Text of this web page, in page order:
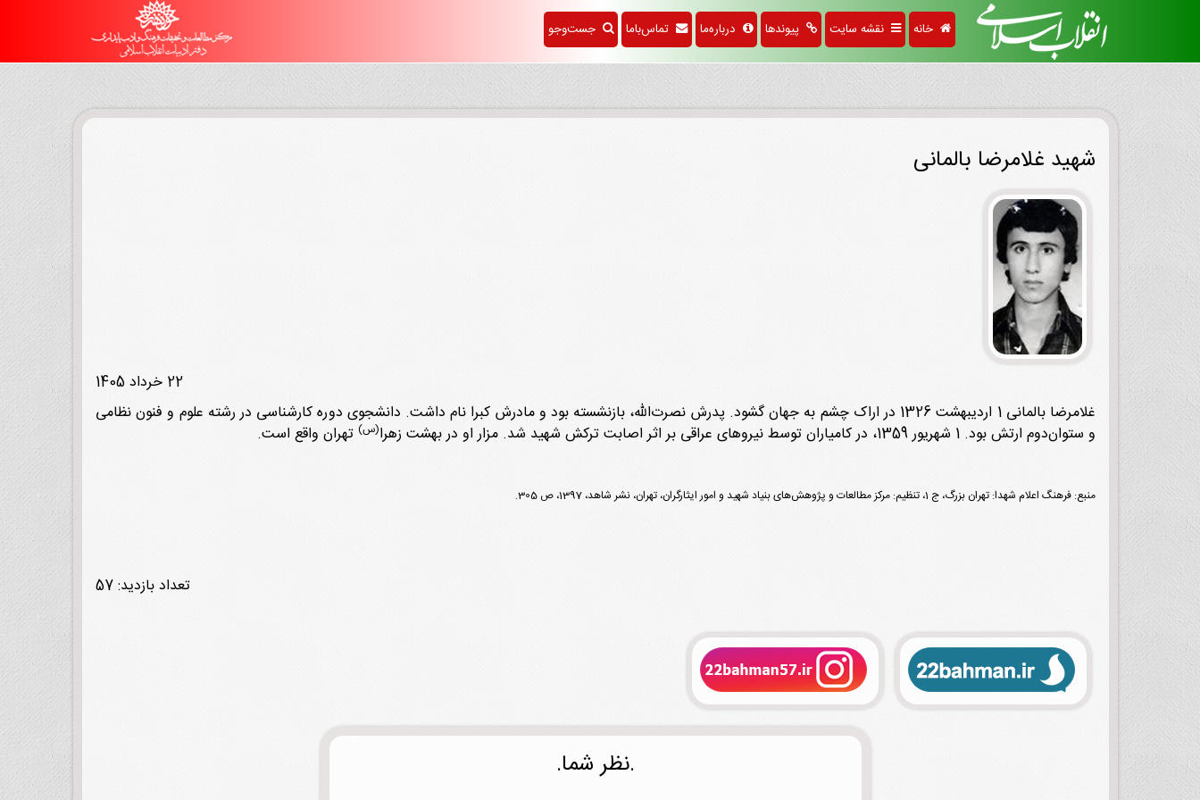
خانه نقشه سایت پیوندها درباره‌ما تماس‌باما جست‌وجو
شهید غلامرضا بالمانی
22 خرداد 1405
غلامرضا بالمانی 1 اردیبهشت 1326 در اراک چشم به جهان گشود. پدرش نصرت‌الله، بازنشسته بود و مادرش کبرا نام داشت. دانشجوی دوره کارشناسی در رشته علوم و فنون نظامی
و ستوان‌دوم ارتش بود. 1 شهریور 1359، در کامیاران توسط نیروهای عراقی بر اثر اصابت ترکش شهید شد. مزار او در بهشت زهرا
(س) تهران واقع است.
منبع: فرهنگ اعلام شهدا: تهران بزرگ، ج 1، تنظیم: مرکز مطالعات و پژوهش‌های بنیاد شهید و امور ایثارگران، تهران، نشر شاهد، 1397، ص 305.
تعداد بازدید: 57
.نظر شما.